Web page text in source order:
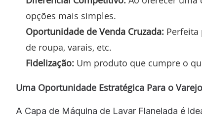
opções mais simples.
Oportunidade de Venda Cruzada: Perfeita
de roupa, varais, etc.
Fidelização: Um produto que cumpre o
Uma Oportunidade Estratégica Para o Varejo
A Capa de Máquina de Lavar Flanelada é